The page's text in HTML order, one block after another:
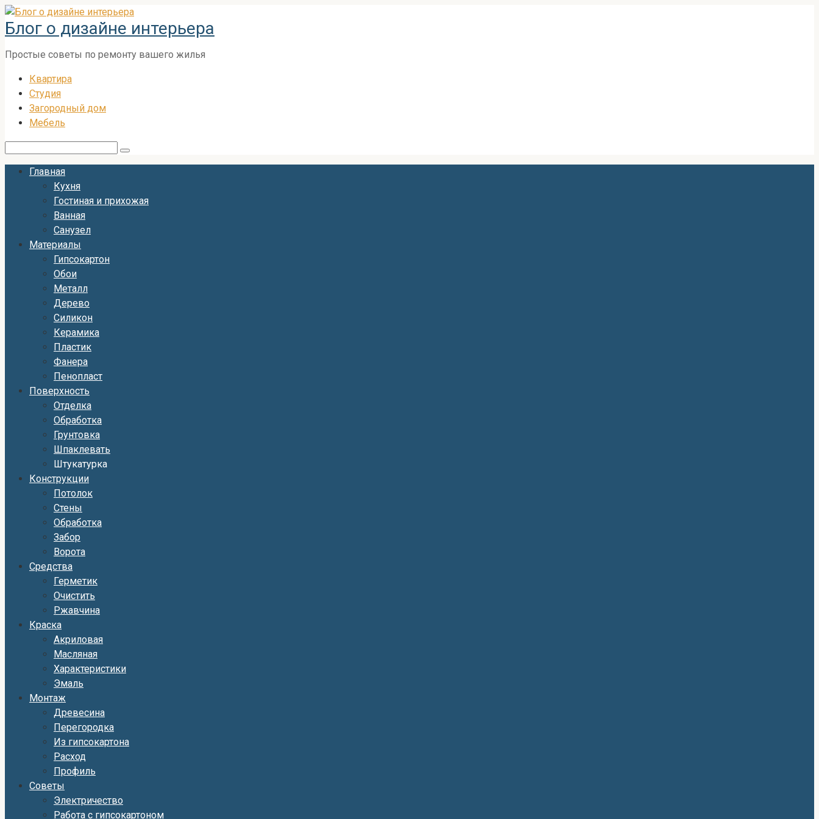
Перейти
к
контенту
Блог о дизайне интерьера
Простые советы по ремонту вашего жилья
Квартира
Студия
Загородный дом
Мебель
Главная
Кухня
Гостиная и прихожая
Ванная
Санузел
Материалы
Гипсокартон
Обои
Металл
Дерево
Силикон
Керамика
Пластик
Фанера
Пенопласт
Поверхность
Отделка
Обработка
Грунтовка
Шпаклевать
Штукатурка
Конструкции
Потолок
Стены
Обработка
Забор
Ворота
Средства
Герметик
Очистить
Ржавчина
Краска
Акриловая
Масляная
Характеристики
Эмаль
Монтаж
Древесина
Перегородка
Из гипсокартона
Расход
Профиль
Советы
Электричество
Работа с гипсокартоном